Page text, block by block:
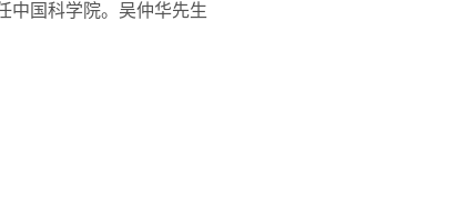
中国科学院。吴仲华先生